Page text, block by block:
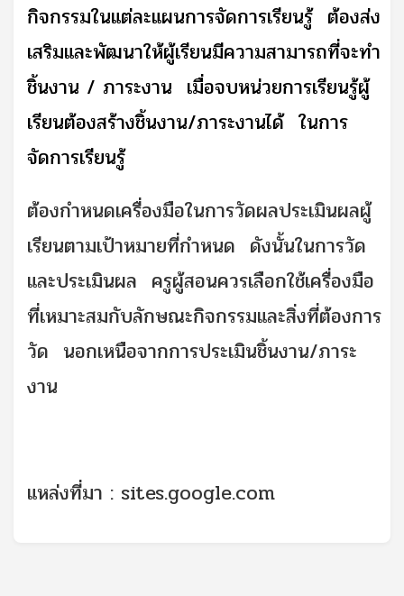
กิจกรรมในแต่ละแผนการจัดการเรียนรู้ ต้องส่ง
เสริมและพัฒนาให้ผู้เรียนมีความสามารถที่จะทำ
ชิ้นงาน / ภาระงาน เมื่อจบหน่วยการเรียนรู้ผู้
เรียนต้องสร้างชิ้นงาน/ภาระงานได้ ในการ
จัดการเรียนรู้
ต้องกำหนดเครื่องมือในการวัดผลประเมินผลผู้
เรียนตามเป้าหมายที่กำหนด ดังนั้นในการวัด
และประเมินผล ครูผู้สอนควรเลือกใช้เครื่องมือ
ที่เหมาะสมกับลักษณะกิจกรรมและสิ่งที่ต้องการ
วัด นอกเหนือจากการประเมินชิ้นงาน/ภาระ
งาน
แหล่งที่มา : sites.google.com